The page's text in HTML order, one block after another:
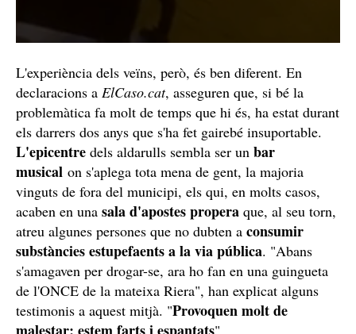
L'experiència dels veïns, però, és ben diferent. En
declaracions a ElCaso.cat, asseguren que, si bé la
problemàtica fa molt de temps que hi és, ha estat durant
els darrers dos anys que s'ha fet gairebé insuportable.
L'epicentre dels aldarulls sembla ser un bar
musical on s'aplega tota mena de gent, la majoria
vinguts de fora del municipi, els qui, en molts casos,
acaben en una sala d'apostes propera que, al seu torn,
atreu algunes persones que no dubten a consumir
substàncies estupefaents a la via pública. "Abans
s'amagaven per drogar-se, ara ho fan en una guingueta
de l'ONCE de la mateixa Riera", han explicat alguns
testimonis a aquest mitjà. "Provoquen molt de
".